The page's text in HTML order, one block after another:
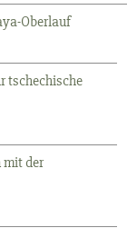
Oberlauf
tschechische
mit der